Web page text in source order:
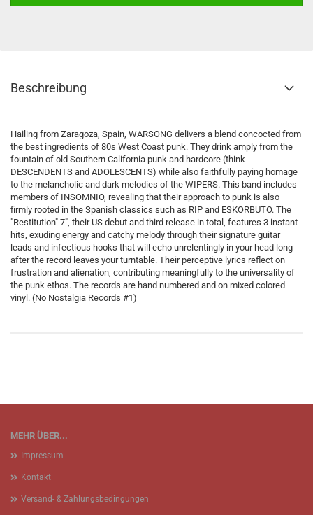
Beschreibung
Hailing from Zaragoza, Spain, WARSONG delivers a blend concocted from
the best ingredients of 80s West Coast punk. They drink amply from the
fountain of old Southern California punk and hardcore (think
DESCENDENTS and ADOLESCENTS) while also faithfully paying homage
to the melancholic and dark melodies of the WIPERS. This band includes
members of INSOMNIO, revealing that their approach to punk is also
firmly rooted in the Spanish classics such as RIP and ESKORBUTO. The
"Restitution" 7", their US debut and third release in total, features 3 instant
hits, exuding energy and catchy melody through their signature guitar
leads and infectious hooks that will echo unrelentingly in your head long
after the record leaves your turntable. Their perceptive lyrics reflect on
frustration and alienation, contributing meaningfully to the universality of
the punk ethos. The records are hand numbered and on mixed colored
vinyl. (No Nostalgia Records #1)
MEHR ÜBER...
Impressum
Kontakt
Versand- & Zahlungsbedingungen